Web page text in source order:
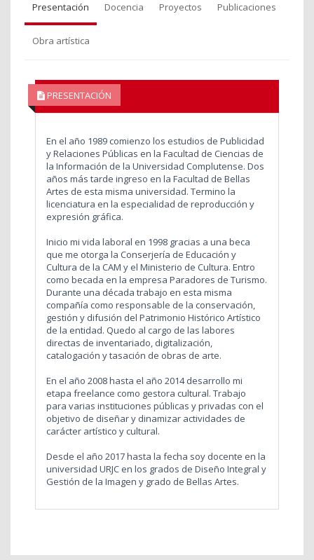
Presentación Docencia Proyectos Publicaciones
Obra artística
PRESENTACIÓN
En el año 1989 comienzo los estudios de Publicidad
y Relaciones Públicas en la Facultad de Ciencias de
la Información de la Universidad Complutense. Dos
años más tarde ingreso en la Facultad de Bellas
Artes de esta misma universidad. Termino la
licenciatura en la especialidad de reproducción y
expresión gráfica.
Inicio mi vida laboral en 1998 gracias a una beca
que me otorga la Conserjería de Educación y
Cultura de la CAM y el Ministerio de Cultura. Entro
como becada en la empresa Paradores de Turismo.
Durante una década trabajo en esta misma
compañía como responsable de la conservación,
gestión y difusión del Patrimonio Histórico Artístico
de la entidad. Quedo al cargo de las labores
directas de inventariado, digitalización,
catalogación y tasación de obras de arte.
En el año 2008 hasta el año 2014 desarrollo mi
etapa freelance como gestora cultural. Trabajo
para varias instituciones públicas y privadas con el
objetivo de diseñar y dinamizar actividades de
carácter artístico y cultural.
Desde el año 2017 hasta la fecha soy docente en la
universidad URJC en los grados de Diseño Integral y
Gestión de la Imagen y grado de Bellas Artes.